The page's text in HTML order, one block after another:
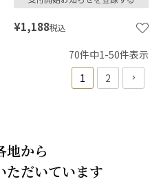
¥1,188税込
70件中1 -50件表示
1
2
地から
ただいています